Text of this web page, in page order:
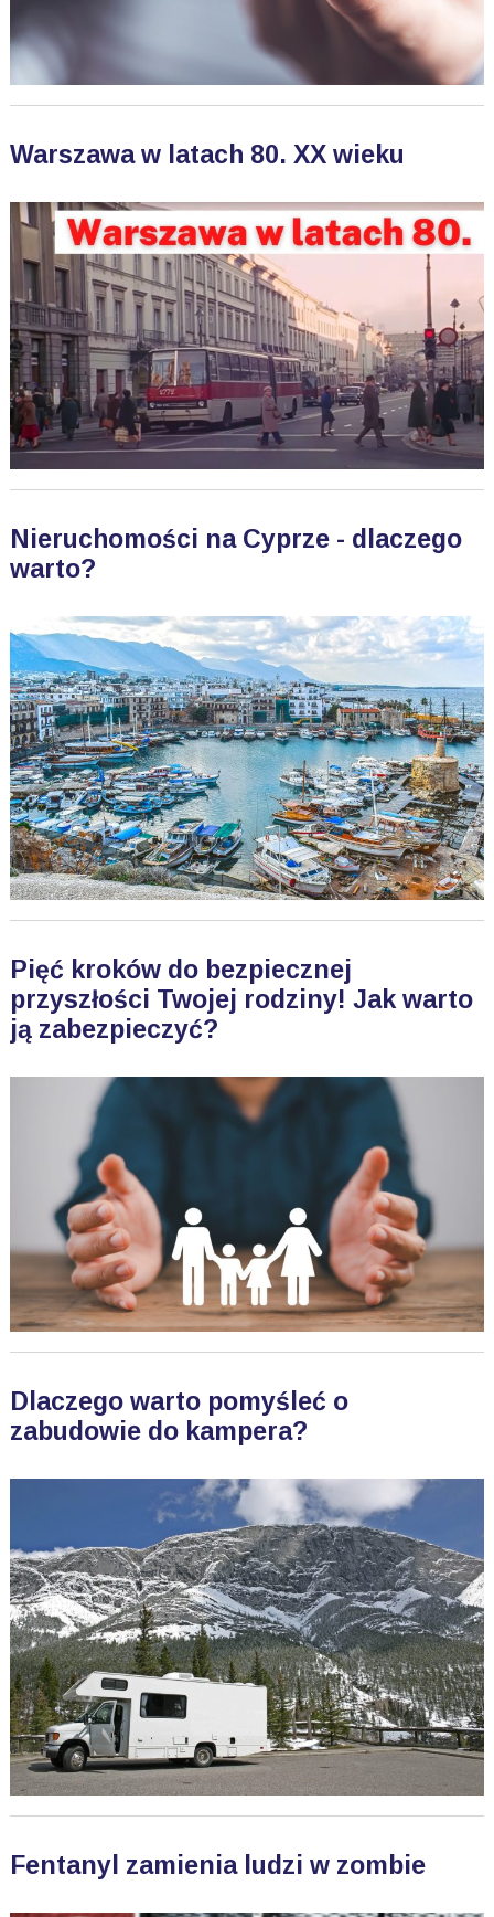
Warszawa w latach 80. XX wieku
Nieruchomości na Cyprze - dlaczego
warto?
Pięć kroków do bezpiecznej
przyszłości Twojej rodziny! Jak warto
ją zabezpieczyć?
Dlaczego warto pomyśleć o
zabudowie do kampera?
Fentanyl zamienia ludzi w zombie